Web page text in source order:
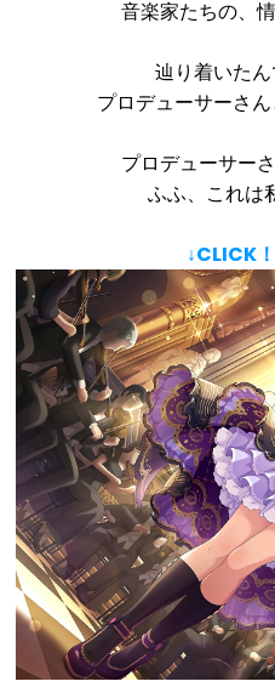
音楽家たちの、
辿り着いたん
プロデューサーさ
プロデューサー
ふふ、これは
↓CLICK